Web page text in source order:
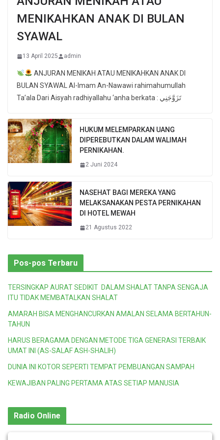
MENIKAHKAN ANAK DI BULAN
SYAWAL
13 April 2025 admin
ANJURAN MENIKAH ATAU MENIKAHKAN ANAK DI
BULAN SYAWAL Al-Imam An-Nawawi rahimahumullah
Ta’ala Dari Aisyah radhiyallahu ‘anha berkata : تَزَوَّجَنِي
HUKUM MELEMPARKAN UANG
DIPEREBUTKAN DALAM WALIMAH
PERNIKAHAN.
2 Juni 2024
NASEHAT BAGI MEREKA YANG
MELAKSANAKAN PESTA PERNIKAHAN
DI HOTEL MEWAH
21 Agustus 2022
Pos-pos Terbaru
TERSINGKAP AURAT SEDIKIT DALAM SHALAT TANPA SENGAJA
ITU TIDAK MEMBATALKAN SHALAT
AMARAH BISA MENGHANCURKAN AMALAN SELAMA BERTAHUN-
TAHUN
HARUS BERAGAMA DENGAN METODE TIGA GENERASI TERBAIK
UMAT INI (AS-SALAF ASH-SHALIH)
DUNIA INI KOTOR SEPERTI TEMPAT PEMBUANGAN SAMPAH
KEWAJIBAN PALING PERTAMA ATAS SETIAP MANUSIA
Radio Online